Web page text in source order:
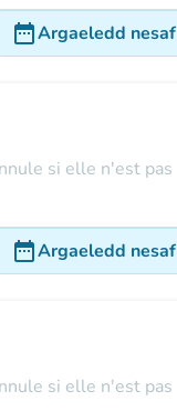
date_rangeArgaeledd nesaf
si elle n'est pas
date_rangeArgaeledd nesaf
si elle n'est pas